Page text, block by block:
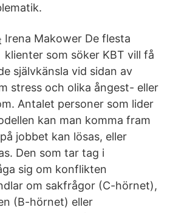
Irena Makower De flesta
klienter som söker KBT vill få
självkänsla vid sidan av
stress och olika ångest- eller
Antalet personer som lider
kan man komma fram
jobbet kan lösas, eller
Den som tar tag i
sig om konflikten
om sakfrågor (C-hörnet),
(B-hörnet) eller